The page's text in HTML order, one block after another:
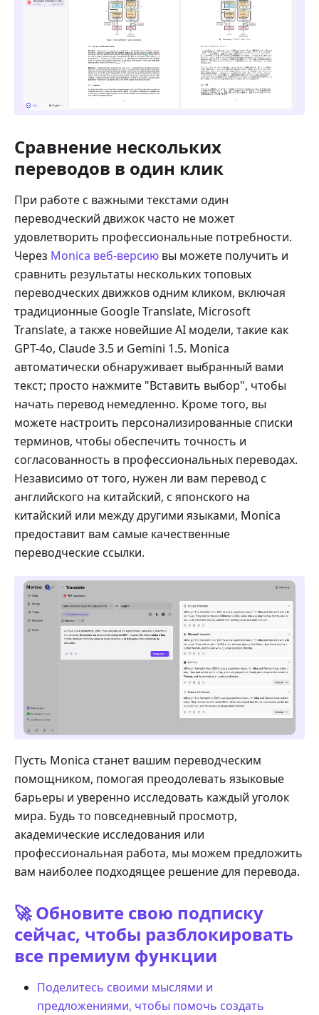
Сравнение нескольких
переводов в один клик
При работе с важными текстами один
переводческий движок часто не может
удовлетворить профессиональные потребности.
Через Monica веб-версию вы можете получить и
сравнить результаты нескольких топовых
переводческих движков одним кликом, включая
традиционные Google Translate, Microsoft
Translate, а также новейшие AI модели, такие как
GPT-4o, Claude 3.5 и Gemini 1.5. Monica
автоматически обнаруживает выбранный вами
текст; просто нажмите "Вставить выбор", чтобы
начать перевод немедленно. Кроме того, вы
можете настроить персонализированные списки
терминов, чтобы обеспечить точность и
согласованность в профессиональных переводах.
Независимо от того, нужен ли вам перевод с
английского на китайский, с японского на
китайский или между другими языками, Monica
предоставит вам самые качественные
переводческие ссылки.
Пусть Monica станет вашим переводческим
помощником, помогая преодолевать языковые
барьеры и уверенно исследовать каждый уголок
мира. Будь то повседневный просмотр,
академические исследования или
профессиональная работа, мы можем предложить
вам наиболее подходящее решение для перевода.
🚀 Обновите свою подписку
сейчас, чтобы разблокировать
все премиум функции
Поделитесь своими мыслями и
предложениями, чтобы помочь создать